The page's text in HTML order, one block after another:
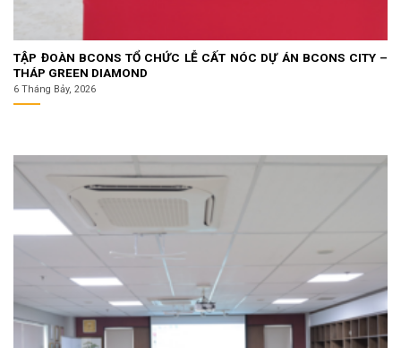
TẬP ĐOÀN BCONS TỔ CHỨC LỄ CẤT NÓC DỰ ÁN BCONS CITY –
THÁP GREEN DIAMOND
6 Tháng Bảy, 2026